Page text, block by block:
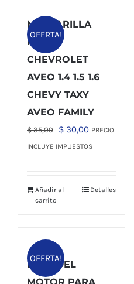
OFERTA!
MASCARILLA
PARA
CHEVROLET
AVEO 1.4 1.5 1.6
CHEVY TAXY
AVEO FAMILY
$35,00
El
precio
$ 35,00.
$ 30,00El
precio
$ 30,00.
PRECIO
INCLUYE IMPUESTOS
Añadir al
carrito
Detalles
OFERTA!
BASE DEL